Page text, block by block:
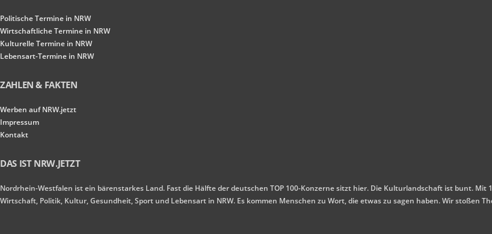
Politische Termine in NRW
Wirtschaftliche Termine in NRW
Kulturelle Termine in NRW
Lebensart-Termine in NRW
ZAHLEN & FAKTEN
Werben auf NRW.jetzt
Impressum
Kontakt
DAS IST NRW.JETZT
Nordrhein-Westfalen ist ein bärenstarkes Land. Fast die Hälfte der deutschen TOP 100-Konzerne sitzt hier. Die Kulturlandschaft ist bunt.
Wirtschaft, Politik, Kultur, Gesundheit, Sport und Lebensart in NRW. Es kommen Menschen zu Wort, die etwas zu sagen haben. Wir stoßen